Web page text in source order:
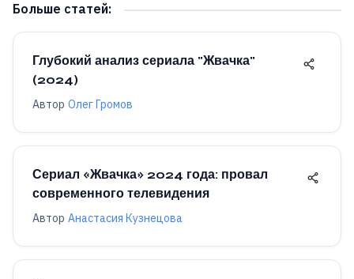
Больше статей:
Глубокий анализ сериала "Жвачка"
(2024)
Автор Олег Громов
Сериал «Жвачка» 2024 года: провал
современного телевидения
Автор Анастасия Кузнецова